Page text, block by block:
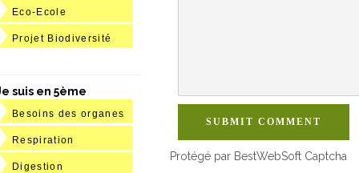
SUBMIT COMMENT
Protégé par BestWebSoft Captcha
Eco-Ecole
Projet Biodiversité
suis en 5ème
Besoins des organes
Respiration
Digestion